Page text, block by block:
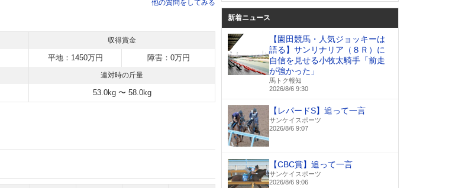
他の質問をしてみる
収得賞金
平地：1450万円 障害：0万円
連対時の斤量
53.0kg 〜 58.0kg
新着ニュース
【園田競馬・人気ジョッキーは
語る】サンリナリア（８Ｒ）に
自信を見せる小牧太騎手「前走
が強かった」
馬トク報知
2026/8/6 9:30
【レパードS】追って一言
サンケイスポーツ
2026/8/6 9:07
【CBC賞】追って一言
サンケイスポーツ
2026/8/6 9:06